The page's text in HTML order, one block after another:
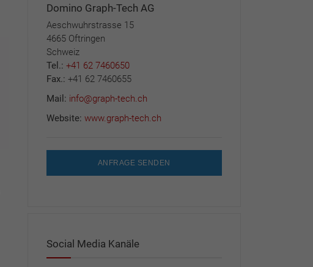
Domino Graph-Tech AG
Aeschwuhrstrasse 15
4665 Oftringen
Schweiz
Tel.: +41 62 7460650
Fax.: +41 62 7460655
Mail: info@graph-tech.ch
Website: www.graph-tech.ch
ANFRAGE SENDEN
Social Media Kanäle